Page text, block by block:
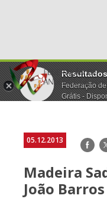
Federação
Grátis -
05.12.2013
Madeira
João